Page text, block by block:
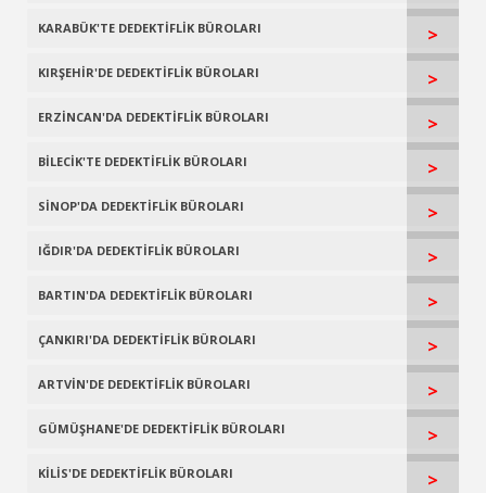
KARABÜK'TE DEDEKTİFLİK BÜROLARI >
KIRŞEHİR'DE DEDEKTİFLİK BÜROLARI >
ERZİNCAN'DA DEDEKTİFLİK BÜROLARI >
BİLECİK'TE DEDEKTİFLİK BÜROLARI >
SİNOP'DA DEDEKTİFLİK BÜROLARI >
IĞDIR'DA DEDEKTİFLİK BÜROLARI >
BARTIN'DA DEDEKTİFLİK BÜROLARI >
ÇANKIRI'DA DEDEKTİFLİK BÜROLARI >
ARTVİN'DE DEDEKTİFLİK BÜROLARI >
GÜMÜŞHANE'DE DEDEKTİFLİK BÜROLARI >
KİLİS'DE DEDEKTİFLİK BÜROLARI >